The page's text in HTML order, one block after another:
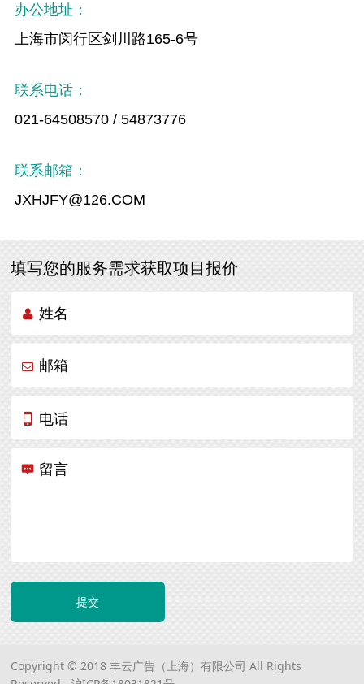
办公地址：
上海市闵行区剑川路165-6号
联系电话：
021-64508570 / 54873776
联系邮箱：
JXHJFY@126.COM
填写您的服务需求获取项目报价
姓名
邮箱
电话
留言
提交
Copyright © 2018 丰云广告（上海）有限公司 All Rights